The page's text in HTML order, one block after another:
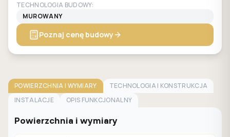
TECHNOLOGIA BUDOWY:
MUROWANY
Poznaj cenę budowy
POWIERZCHNIA I WYMIARY
TECHNOLOGIA I KONSTRUKCJA
INSTALACJE
OPIS FUNKCJONALNY
Powierzchnia i wymiary